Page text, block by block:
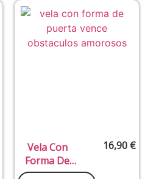
Vela Con
Forma De
Puerta
16,90 €